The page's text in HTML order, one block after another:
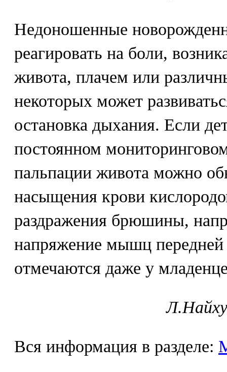
Недоношенные
реагировать на боли,
живота, плачем или
некоторых может
остановка дыхания. Если
постоянном
пальпации живота можно
насыщения крови
раздражения брюшины,
напряжение мышц
отмечаются даже у
Вся информация в разделе: